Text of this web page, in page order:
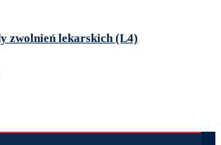
zwolnień lekarskich (L4)